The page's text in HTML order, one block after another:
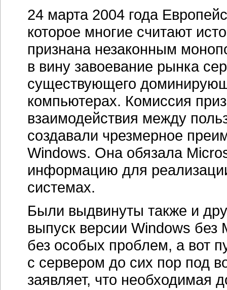
24 марта 2004 года
которое многие считают
признана незаконным
в вину завоевание рынка
существующего
компьютерах. Комиссия
взаимодействия между
создавали чрезмерное
Windows. Она обязала
информацию для
системах.
Были выдвинуты также и
выпуск версии Windows
без особых проблем, а вот
с сервером до сих пор под
заявляет, что необходимая